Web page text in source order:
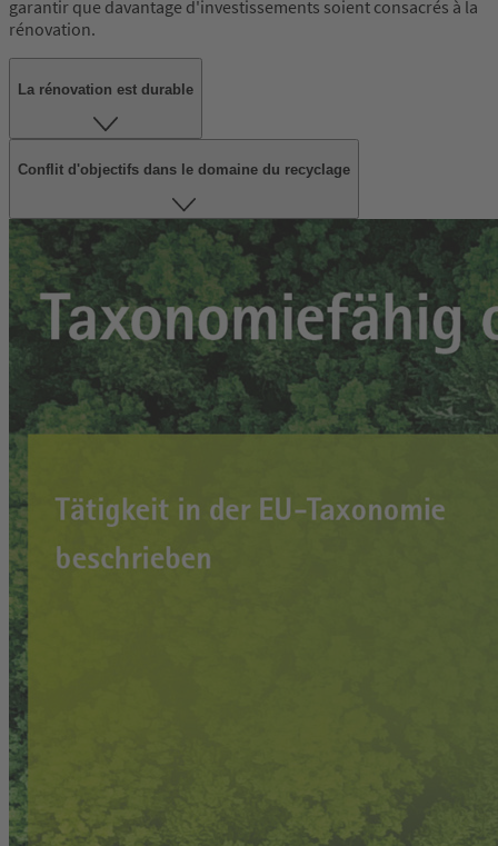
garantir que davantage d'investissements soient consacrés à la
rénovation.
La rénovation est durable
Conflit d'objectifs dans le domaine du recyclage